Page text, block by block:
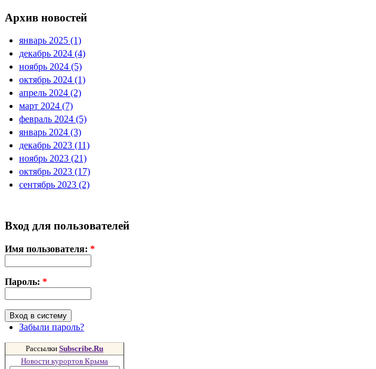
Архив новостей
январь 2025 (1)
декабрь 2024 (4)
ноябрь 2024 (5)
октябрь 2024 (1)
апрель 2024 (2)
март 2024 (7)
февраль 2024 (5)
январь 2024 (3)
декабрь 2023 (11)
ноябрь 2023 (21)
октябрь 2023 (17)
сентябрь 2023 (2)
Вход для пользователей
Имя пользователя: *
Пароль: *
Забыли пароль?
Рассылки Subscribe.Ru
Новости курортов Крыма